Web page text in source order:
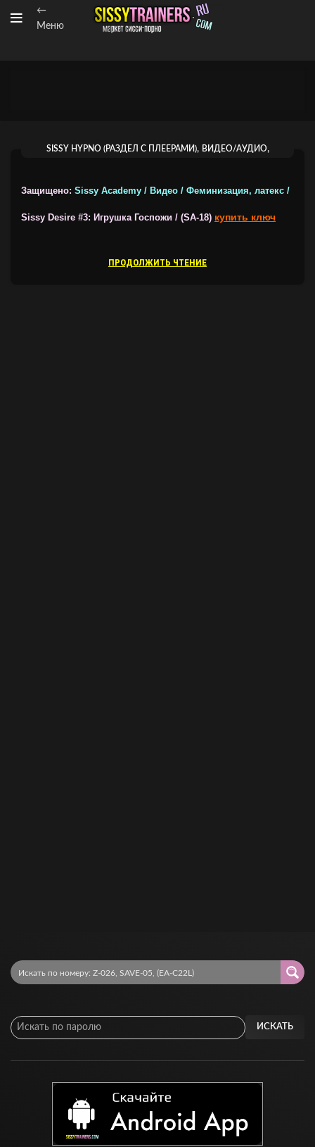
←
Меню
SISSY HYPNO (РАЗДЕЛ С ПЛЕЕРАМИ), ВИДЕО/АУДИО,
Защищено: Sissy Academy / Видео / Феминизация, латекс /
Sissy Desire #3: Игрушка Госпожи / (SA-18) купить ключ
ПРОДОЛЖИТЬ ЧТЕНИЕ
ИСКАТЬ